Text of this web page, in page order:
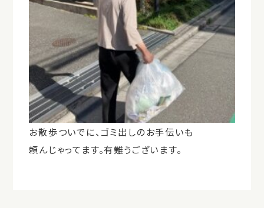
お散歩ついでに、ゴミ出しのお手伝いも
頼んじゃってます。有難うございます。